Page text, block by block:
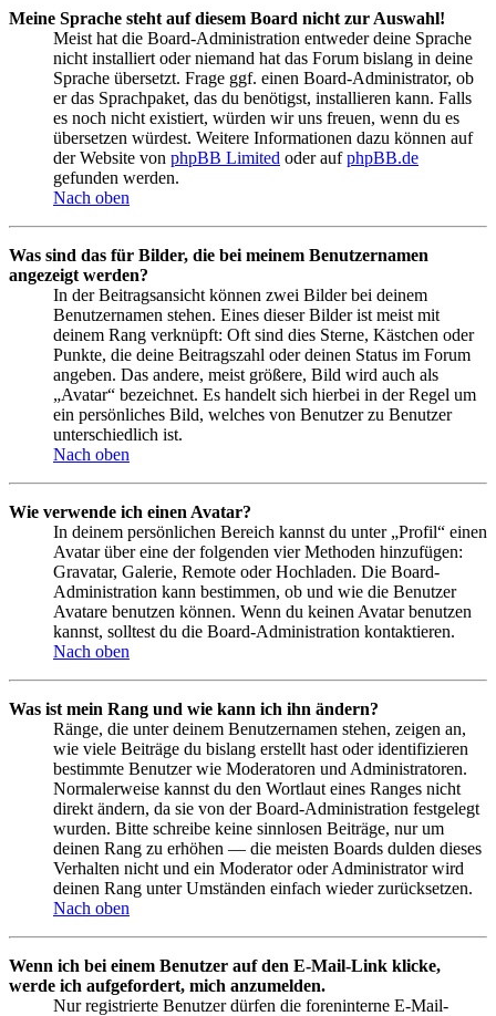
Meine Sprache steht auf diesem Board nicht zur Auswahl!
Meist hat die Board-Administration entweder deine Sprache
nicht installiert oder niemand hat das Forum bislang in deine
Sprache übersetzt. Frage ggf. einen Board-Administrator, ob
er das Sprachpaket, das du benötigst, installieren kann. Falls
es noch nicht existiert, würden wir uns freuen, wenn du es
übersetzen würdest. Weitere Informationen dazu können auf
der Website von phpBB Limited oder aufphpBB.de
gefunden werden.
Nach oben
Was sind das für Bilder, die bei meinem Benutzernamen
angezeigt werden?
In der Beitragsansicht können zwei Bilder bei deinem
Benutzernamen stehen. Eines dieser Bilder ist meist mit
deinem Rang verknüpft: Oft sind dies Sterne, Kästchen oder
Punkte, die deine Beitragszahl oder deinen Status im Forum
angeben. Das andere, meist größere, Bild wird auch als
„Avatar“ bezeichnet. Es handelt sich hierbei in der Regel um
ein persönliches Bild, welches von Benutzer zu Benutzer
unterschiedlich ist.
Nach oben
Wie verwende ich einen Avatar?
In deinem persönlichen Bereich kannst du unter „Profil“ einen
Avatar über eine der folgenden vier Methoden hinzufügen:
Gravatar, Galerie, Remote oder Hochladen. Die Board-
Administration kann bestimmen, ob und wie die Benutzer
Avatare benutzen können. Wenn du keinen Avatar benutzen
kannst, solltest du die Board-Administration kontaktieren.
Nach oben
Was ist mein Rang und wie kann ich ihn ändern?
Ränge, die unter deinem Benutzernamen stehen, zeigen an,
wie viele Beiträge du bislang erstellt hast oder identifizieren
bestimmte Benutzer wie Moderatoren und Administratoren.
Normalerweise kannst du den Wortlaut eines Ranges nicht
direkt ändern, da sie von der Board-Administration festgelegt
wurden. Bitte schreibe keine sinnlosen Beiträge, nur um
deinen Rang zu erhöhen — die meisten Boards dulden dieses
Verhalten nicht und ein Moderator oder Administrator wird
deinen Rang unter Umständen einfach wieder zurücksetzen.
Nach oben
Wenn ich bei einem Benutzer auf den E-Mail-Link klicke,
werde ich aufgefordert, mich anzumelden.
Nur registrierte Benutzer dürfen die foreninterne E-Mail-